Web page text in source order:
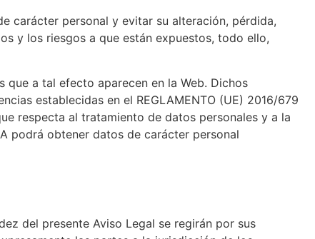
carácter personal y evitar su alteración, pérdida,
y los riesgos a que están expuestos, todo ello,
a tal efecto aparecen en la Web. Dichos
establecidas en el REGLAMENTO (UE) 2016/679
respecta al tratamiento de datos personales y a la
podrá obtener datos de carácter personal
del presente Aviso Legal se regirán por sus